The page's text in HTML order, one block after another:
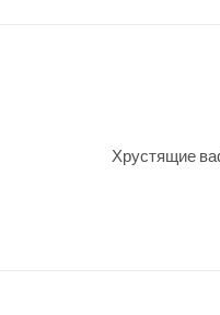
Хрустящие